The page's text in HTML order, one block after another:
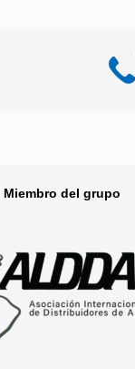
Miembro del grupo